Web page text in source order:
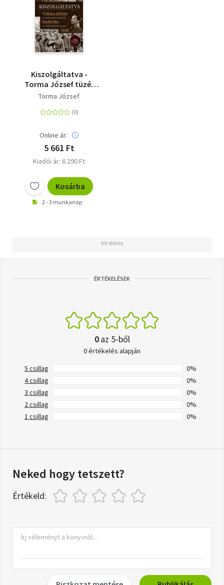
Kiszolgáltatva -
Torma József tüzér
hadapród őrmester
hadifogságból, 1945
Torma József
Online ár:
5 661 Ft
Kiadói ár: 6 290 Ft
Kosárba
2 - 3 munkanap
ÉRTÉKELÉSEK
0az 5-ből
0 értékelés alapján
5 csillag
0%
4 csillag
0%
3 csillag
0%
2 csillag
0%
1 csillag
0%
Neked hogy tetszett?
Értékeld: